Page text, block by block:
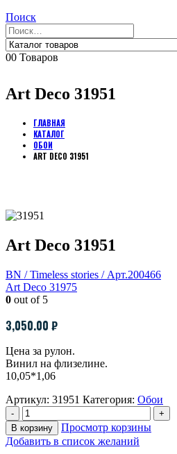
Поиск
00 Товаров
Art Deco 31951
ГЛАВНАЯ
КАТАЛОГ
ОБОИ
ART DECO 31951
Art Deco 31951
BN / Timeless stories / Арт.200466
Art Deco 31975
0 out of 5
3,050.00 ₽
Цена за рулон.
Винил на флизелине.
10,05*1,06
Артикул: 31951 Категория: Обои
-
+
В корзину
Просмотр корзины
Добавить в список желаний